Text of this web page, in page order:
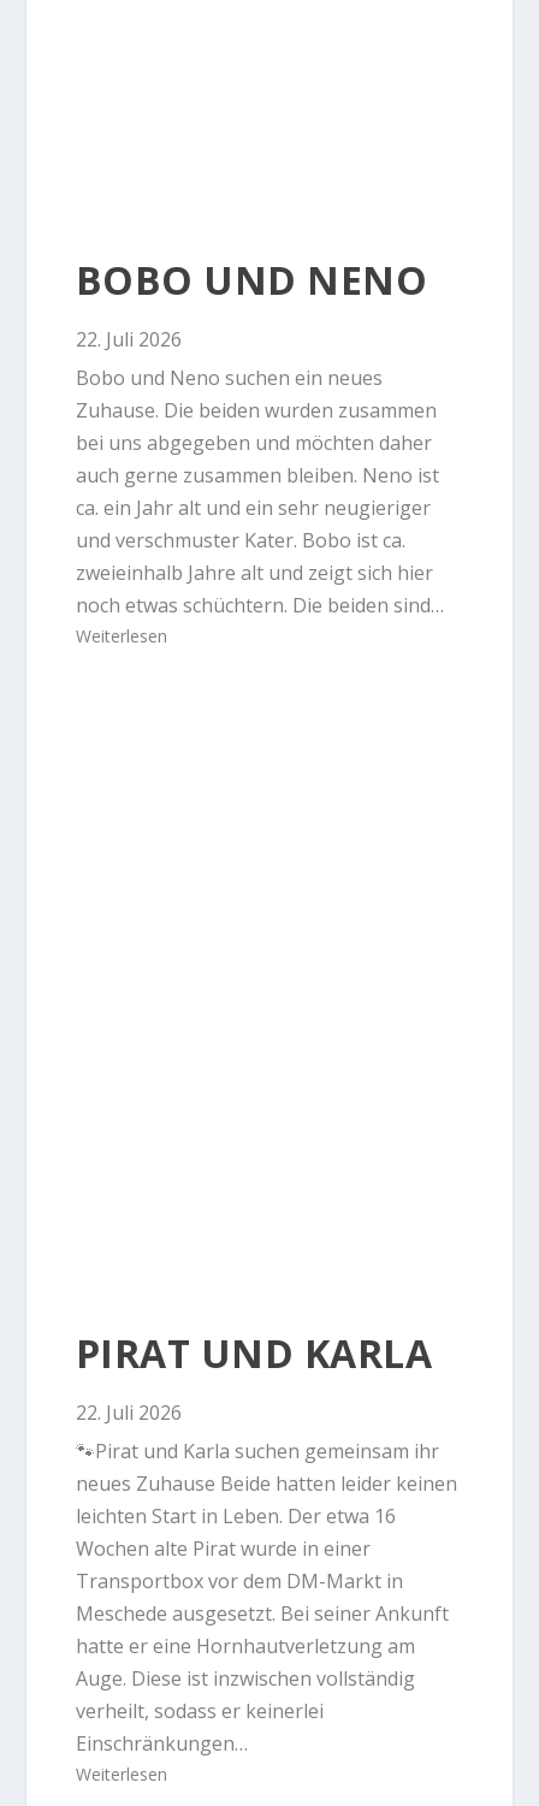
BOBO UND NENO
22. Juli 2026
Bobo und Neno suchen ein neues
Zuhause. Die beiden wurden zusammen
bei uns abgegeben und möchten daher
auch gerne zusammen bleiben. Neno ist
ca. ein Jahr alt und ein sehr neugieriger
und verschmuster Kater. Bobo ist ca.
zweieinhalb Jahre alt und zeigt sich hier
noch etwas schüchtern. Die beiden sind…
Weiterlesen
PIRAT UND KARLA
22. Juli 2026
🐾Pirat und Karla suchen gemeinsam ihr
neues Zuhause Beide hatten leider keinen
leichten Start in Leben. Der etwa 16
Wochen alte Pirat wurde in einer
Transportbox vor dem DM-Markt in
Meschede ausgesetzt. Bei seiner Ankunft
hatte er eine Hornhautverletzung am
Auge. Diese ist inzwischen vollständig
verheilt, sodass er keinerlei
Einschränkungen…
Weiterlesen